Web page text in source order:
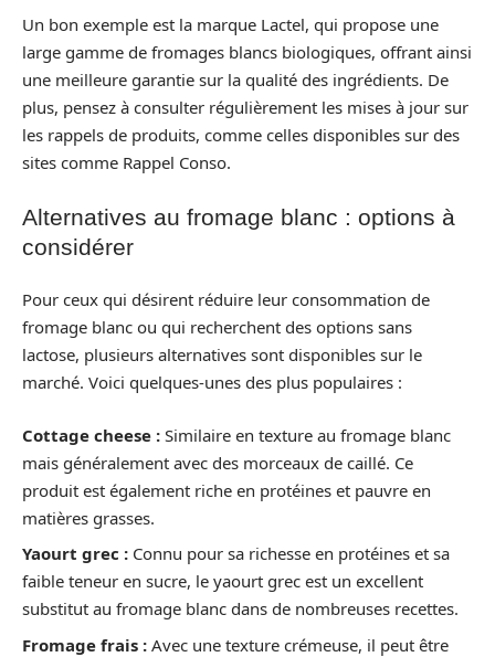
Un bon exemple est la marque Lactel, qui propose une
large gamme de fromages blancs biologiques, offrant ainsi
une meilleure garantie sur la qualité des ingrédients. De
plus, pensez à consulter régulièrement les mises à jour sur
les rappels de produits, comme celles disponibles sur des
sites comme Rappel Conso.
Alternatives au fromage blanc : options à
considérer
Pour ceux qui désirent réduire leur consommation de
fromage blanc ou qui recherchent des options sans
lactose, plusieurs alternatives sont disponibles sur le
marché. Voici quelques-unes des plus populaires :
Cottage cheese : Similaire en texture au fromage blanc
mais généralement avec des morceaux de caillé. Ce
produit est également riche en protéines et pauvre en
matières grasses.
Yaourt grec : Connu pour sa richesse en protéines et sa
faible teneur en sucre, le yaourt grec est un excellent
substitut au fromage blanc dans de nombreuses recettes.
Fromage frais : Avec une texture crémeuse, il peut être